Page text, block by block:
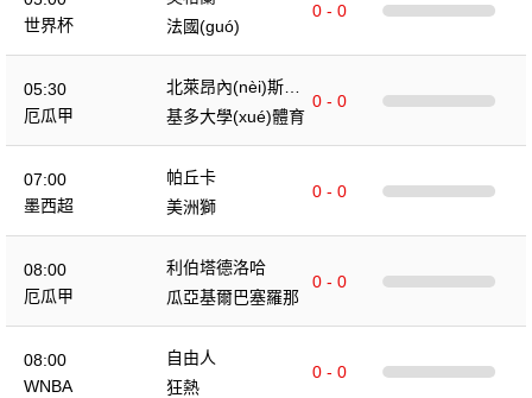
世界杯
0 - 0
法國(guó)
05:30
厄瓜甲
北萊昂內(nèi)斯俱
樂(lè)部
0 - 0
基多大學(xué)體育
07:00
墨西超
帕丘卡
0 - 0
美洲獅
08:00
厄瓜甲
利伯塔德洛哈
0 - 0
瓜亞基爾巴塞羅那
08:00
WNBA
自由人
0 - 0
狂熱